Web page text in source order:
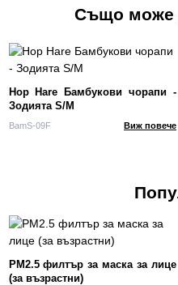
Също може
Hop Hare Бамбукови чорапи -
Зодията S/M
BamS-09F Виж повече
PM2.5 филтър за маска за лице
(за възрастни)